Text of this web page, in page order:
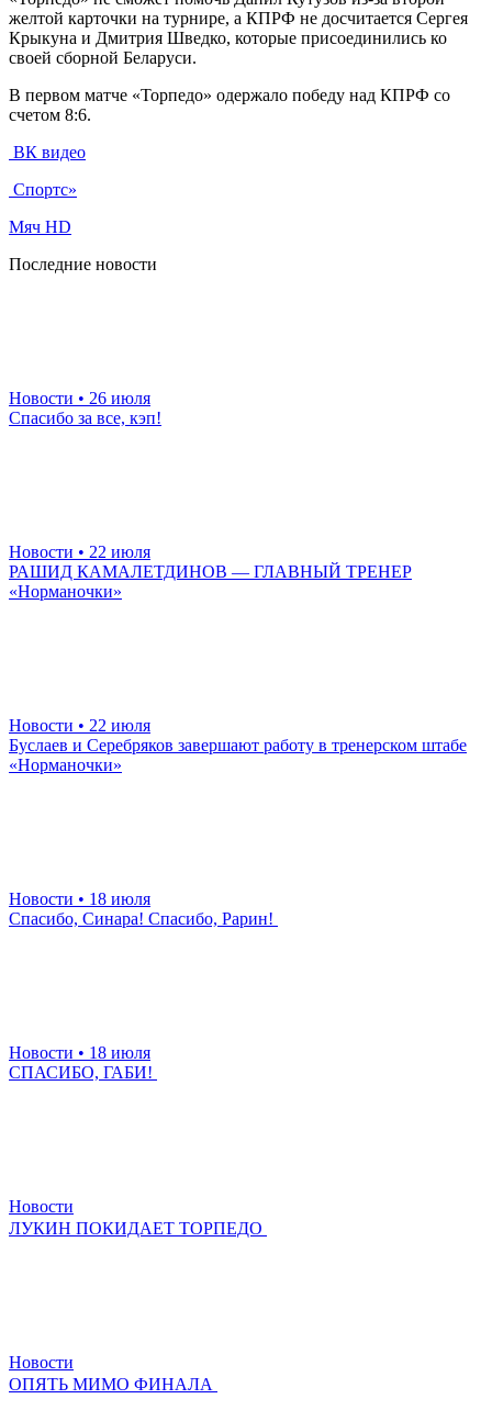
желтой карточки на турнире, а КПРФ не досчитается Сергея
Крыкуна и Дмитрия Шведко, которые присоединились ко
своей сборной Беларуси.
В первом матче «Торпедо» одержало победу над КПРФ со
счетом 8:6.
ВК видео
Спортс»
Мяч HD
Последние новости
Новости • 26 июля
Спасибо за все, кэп!
Новости • 22 июля
РАШИД КАМАЛЕТДИНОВ — ГЛАВНЫЙ ТРЕНЕР
«Норманочки»
Новости • 22 июля
Буслаев и Серебряков завершают работу в тренерском штабе
«Норманочки»
Новости • 18 июля
Спасибо, Синара! Спасибо, Рарин!
Новости • 18 июля
СПАСИБО, ГАБИ!
Новости
ЛУКИН ПОКИДАЕТ ТОРПЕДО
Новости
ОПЯТЬ МИМО ФИНАЛА